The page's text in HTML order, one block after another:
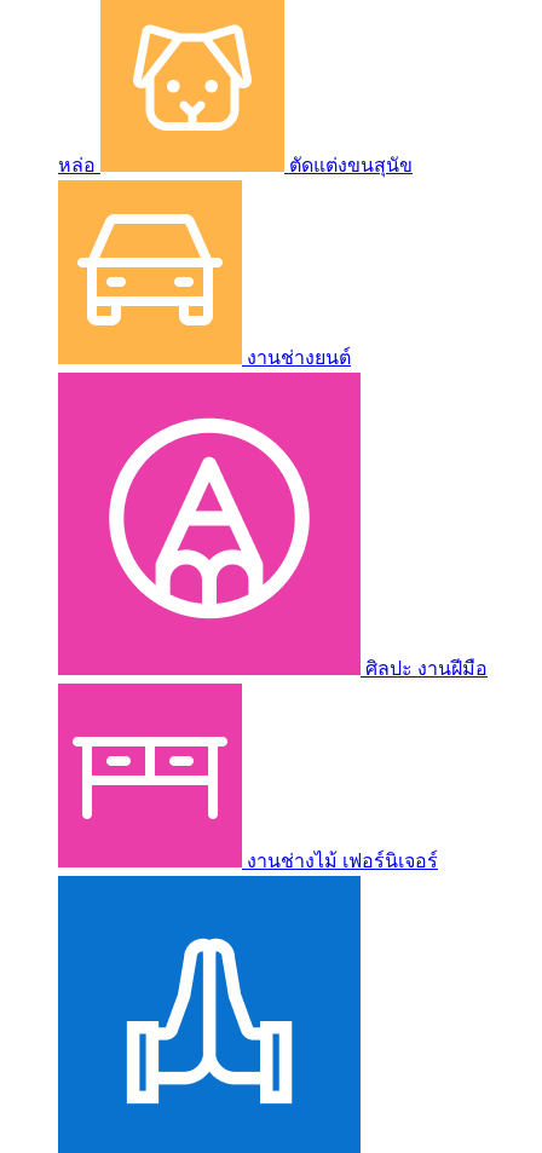
หล่อ ตัดแต่งขนสุนัข
งานช่างยนต์
ศิลปะ งานฝีมือ
งานช่างไม้ เฟอร์นิเจอร์